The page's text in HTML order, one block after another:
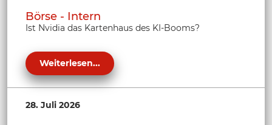
Börse - Intern
Ist Nvidia das Kartenhaus des KI-Booms?
Weiterlesen...
28. Juli 2026